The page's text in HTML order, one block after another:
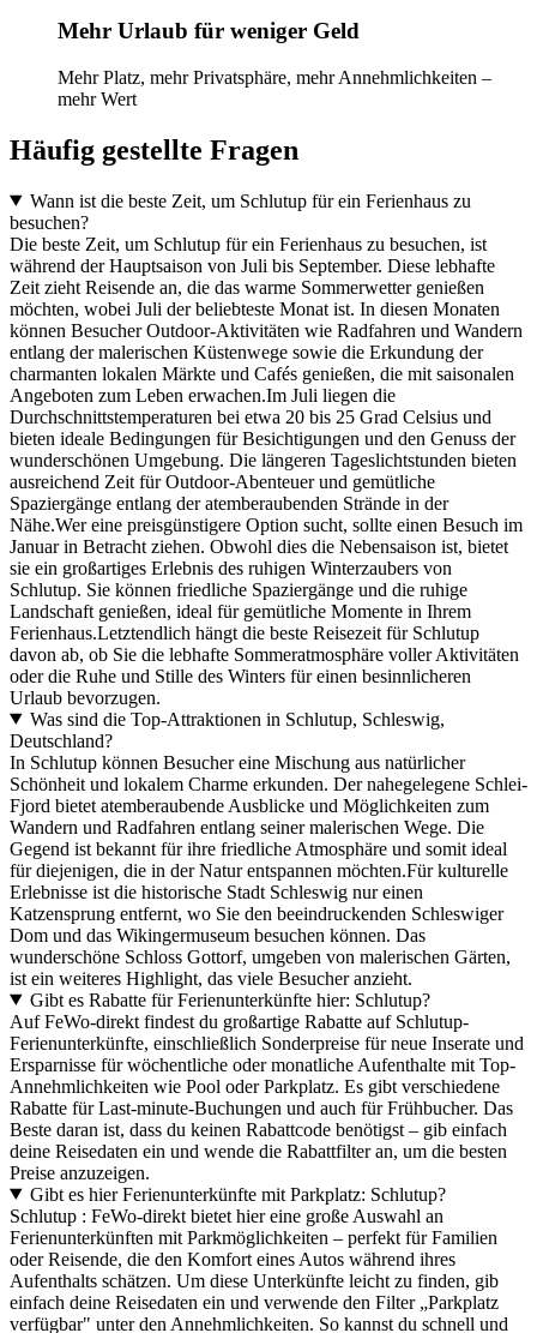
Mehr Urlaub für weniger Geld
Mehr Platz, mehr Privatsphäre, mehr Annehmlichkeiten –
mehr Wert
Häufig gestellte Fragen
Wann ist die beste Zeit, um Schlutup für ein Ferienhaus zu
besuchen?
Die beste Zeit, um Schlutup für ein Ferienhaus zu besuchen, ist
während der Hauptsaison von Juli bis September. Diese lebhafte
Zeit zieht Reisende an, die das warme Sommerwetter genießen
möchten, wobei Juli der beliebteste Monat ist. In diesen Monaten
können Besucher Outdoor-Aktivitäten wie Radfahren und Wandern
entlang der malerischen Küstenwege sowie die Erkundung der
charmanten lokalen Märkte und Cafés genießen, die mit saisonalen
Angeboten zum Leben erwachen.Im Juli liegen die
Durchschnittstemperaturen bei etwa 20 bis 25 Grad Celsius und
bieten ideale Bedingungen für Besichtigungen und den Genuss der
wunderschönen Umgebung. Die längeren Tageslichtstunden bieten
ausreichend Zeit für Outdoor-Abenteuer und gemütliche
Spaziergänge entlang der atemberaubenden Strände in der
Nähe.Wer eine preisgünstigere Option sucht, sollte einen Besuch im
Januar in Betracht ziehen. Obwohl dies die Nebensaison ist, bietet
sie ein großartiges Erlebnis des ruhigen Winterzaubers von
Schlutup. Sie können friedliche Spaziergänge und die ruhige
Landschaft genießen, ideal für gemütliche Momente in Ihrem
Ferienhaus.Letztendlich hängt die beste Reisezeit für Schlutup
davon ab, ob Sie die lebhafte Sommeratmosphäre voller Aktivitäten
oder die Ruhe und Stille des Winters für einen besinnlicheren
Urlaub bevorzugen.
Was sind die Top-Attraktionen in Schlutup, Schleswig,
Deutschland?
In Schlutup können Besucher eine Mischung aus natürlicher
Schönheit und lokalem Charme erkunden. Der nahegelegene Schlei-
Fjord bietet atemberaubende Ausblicke und Möglichkeiten zum
Wandern und Radfahren entlang seiner malerischen Wege. Die
Gegend ist bekannt für ihre friedliche Atmosphäre und somit ideal
für diejenigen, die in der Natur entspannen möchten.Für kulturelle
Erlebnisse ist die historische Stadt Schleswig nur einen
Katzensprung entfernt, wo Sie den beeindruckenden Schleswiger
Dom und das Wikingermuseum besuchen können. Das
wunderschöne Schloss Gottorf, umgeben von malerischen Gärten,
ist ein weiteres Highlight, das viele Besucher anzieht.
Gibt es Rabatte für Ferienunterkünfte hier: Schlutup?
Auf FeWo-direkt findest du großartige Rabatte auf Schlutup-
Ferienunterkünfte, einschließlich Sonderpreise für neue Inserate und
Ersparnisse für wöchentliche oder monatliche Aufenthalte mit Top-
Annehmlichkeiten wie Pool oder Parkplatz. Es gibt verschiedene
Rabatte für Last-minute-Buchungen und auch für Frühbucher. Das
Beste daran ist, dass du keinen Rabattcode benötigst – gib einfach
deine Reisedaten ein und wende die Rabattfilter an, um die besten
Preise anzuzeigen.
Gibt es hier Ferienunterkünfte mit Parkplatz: Schlutup?
Schlutup : FeWo-direkt bietet hier eine große Auswahl an
Ferienunterkünften mit Parkmöglichkeiten – perfekt für Familien
oder Reisende, die den Komfort eines Autos während ihres
Aufenthalts schätzen. Um diese Unterkünfte leicht zu finden, gib
einfach deine Reisedaten ein und verwende den Filter „Parkplatz
verfügbar" unter den Annehmlichkeiten. So kannst du schnell und